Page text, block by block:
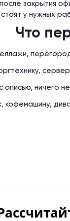
закрытия
у нужных
Что
описью, ничего
кофемашину,